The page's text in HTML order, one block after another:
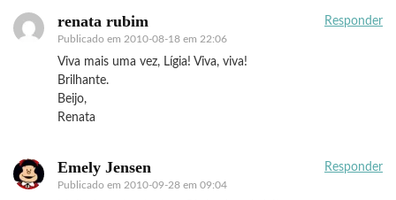
renata rubim
Publicado em 2010-08-18 em 22:06
Responder
Viva mais uma vez, Lígia! Viva, viva!
Brilhante.
Beijo,
Renata
Emely Jensen
Publicado em 2010-09-28 em 09:04
Responder